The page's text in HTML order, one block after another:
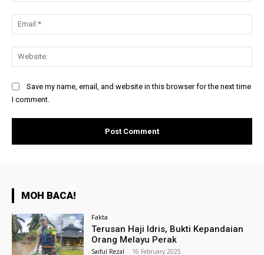
Save my name, email, and website in this browser for the next time
I comment.
MOH BACA!
Fakta
Terusan Haji Idris, Bukti Kepandaian
Orang Melayu Perak
Saiful Rezal - 16 February 2025